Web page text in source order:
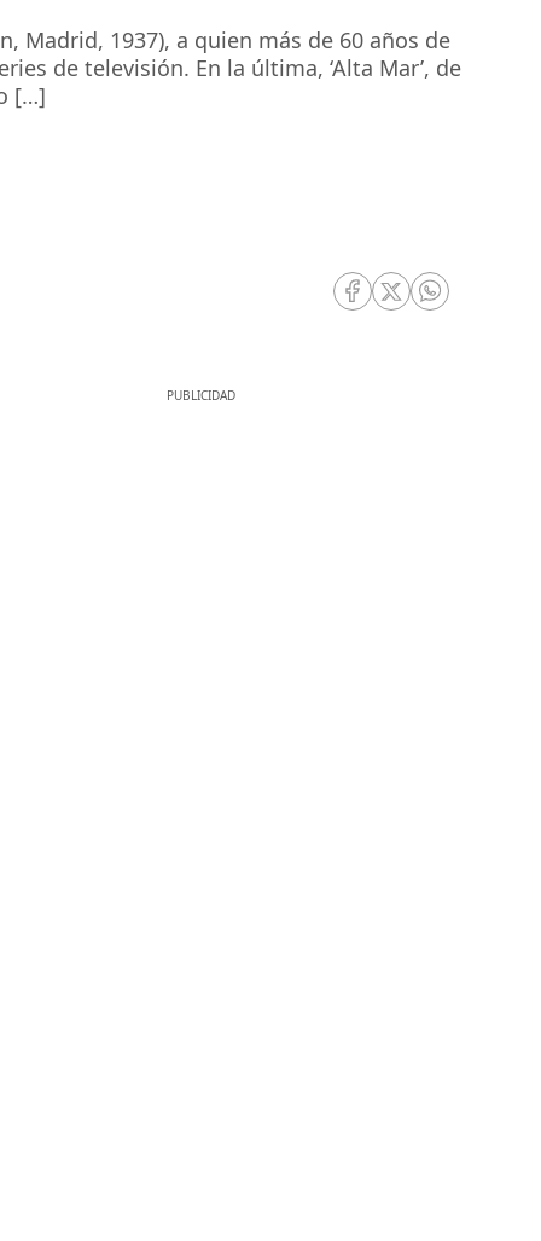
Madrid, 1937), a quien más de 60 años de
de televisión. En la última, ‘Alta Mar’, de
[…]
RRSS Facebook
RRSS Twitter
RRSS